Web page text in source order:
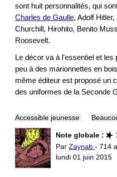
sont huit personnalités, qui
Charles de Gaulle, Adolf
Churchill, Hirohito, Benito
Roosevelt.
Le décor va à l'essentiel et
peu à des marionnettes en
même éditeur est proposé un
des uniformes de la Seconde
Accessible jeunesse
Note globale :
ParZaynab- 714
lundi 01 juin 2015